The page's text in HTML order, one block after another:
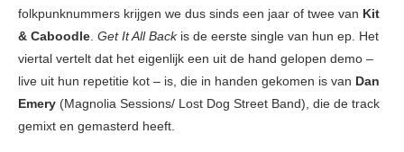
folkpunknummers krijgen we dus sinds een jaar of twee van Kit
& Caboodle. Get It All Backis de eerste single van hun ep. Het
viertal vertelt dat het eigenlijk een uit de hand gelopen demo –
live uit hun repetitie kot – is, die in handen gekomen is van Dan
Emery (Magnolia Sessions/ Lost Dog Street Band), die de track
gemixt en gemasterd heeft.